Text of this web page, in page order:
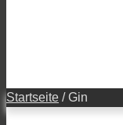
Startseite / Gin